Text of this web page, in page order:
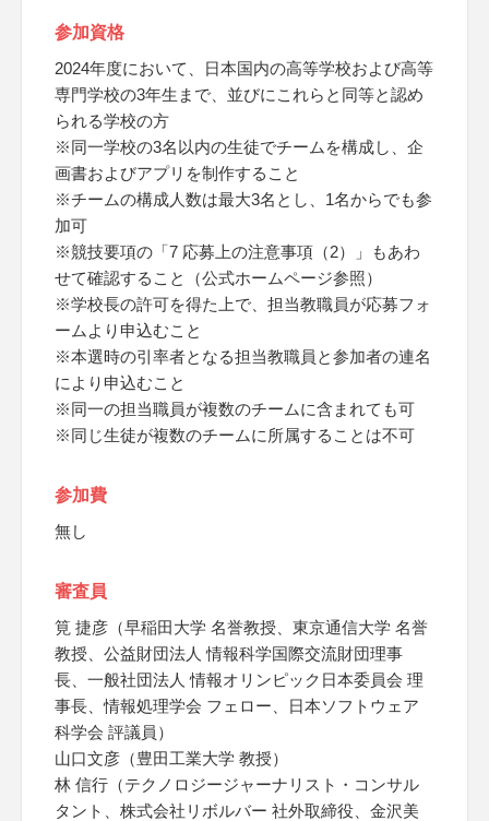
参加資格
2024年度において、日本国内の高等学校および高等
専門学校の3年生まで、並びにこれらと同等と認め
られる学校の方
※同一学校の3名以内の生徒でチームを構成し、企
画書およびアプリを制作すること
※チームの構成人数は最大3名とし、1名からでも参
加可
※競技要項の「7 応募上の注意事項（2）」もあわ
せて確認すること（公式ホームページ参照）
※学校長の許可を得た上で、担当教職員が応募フォ
ームより申込むこと
※本選時の引率者となる担当教職員と参加者の連名
により申込むこと
※同一の担当職員が複数のチームに含まれても可
※同じ生徒が複数のチームに所属することは不可
参加費
無し
審査員
筧 捷彦（早稲田大学 名誉教授、東京通信大学 名誉
教授、公益財団法人 情報科学国際交流財団理事
長、一般社団法人 情報オリンピック日本委員会 理
事長、情報処理学会 フェロー、日本ソフトウェア
科学会 評議員）
山口文彦（豊田工業大学 教授）
林 信行（テクノロジージャーナリスト・コンサル
タント、株式会社リボルバー 社外取締役、金沢美